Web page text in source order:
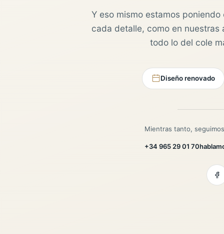
Y eso mismo estamos
cada detalle, como en nuestras
todo lo del cole
Diseño renovado
Mientras tanto,
+34 965 29 01 70